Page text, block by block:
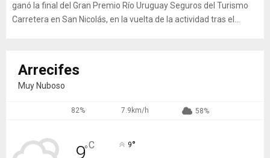
ganó la final del Gran Premio Río Uruguay Seguros del Turismo
Carretera en San Nicolás, en la vuelta de la actividad tras el...
Arrecifes
Muy Nuboso
82% 7.9km/h 58%
9°C 9°